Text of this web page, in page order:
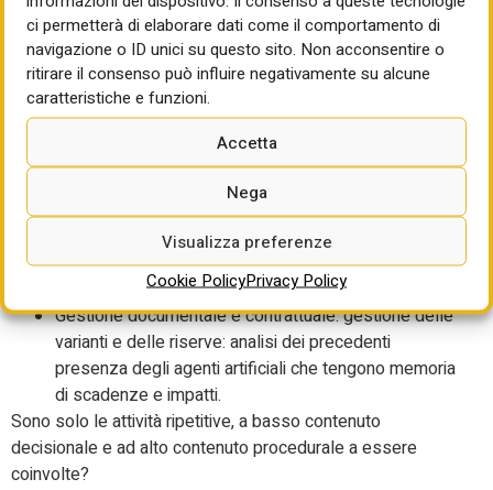
ci permetterà di elaborare dati come il comportamento di
navigazione o ID unici su questo sito. Non acconsentire o
ritirare il consenso può influire negativamente su alcune
caratteristiche e funzioni.
Accetta
Nega
Visualizza preferenze
Cookie PolicyPrivacy Policy
compatibilità tecniche;
Gestione della salute e della sicurezza:
compilazione e aggiornamento di PSC e di POS,
analisi dei near-miss, gestione dei toolbox talk
personalizzati, generazione di alert su rischi
Controllo della Qualità: redazione di check-list digitali,
gestione di non conformità, gestione della
tracciabilità delle prove, presenza degli agenti
artificiali che gestiscono le risoluzioni di non
Gestione documentale e contrattuale: gestione delle
varianti e delle riserve: analisi dei precedenti
presenza degli agenti artificiali che tengono memoria
di scadenze e impatti.
Sono solo le attività ripetitive, a basso contenuto
decisionale e ad alto contenuto procedurale a essere
coinvolte?